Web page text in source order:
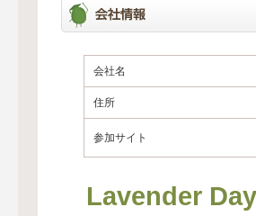
会社名
住所
参加サイト
Lavender